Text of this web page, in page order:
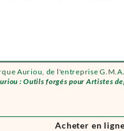
Auriou, de l'entreprise
: Outils forgés pour Artistes
Acheter en